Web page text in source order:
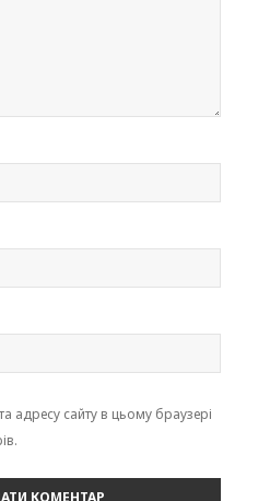
адресу сайту в цьому браузері